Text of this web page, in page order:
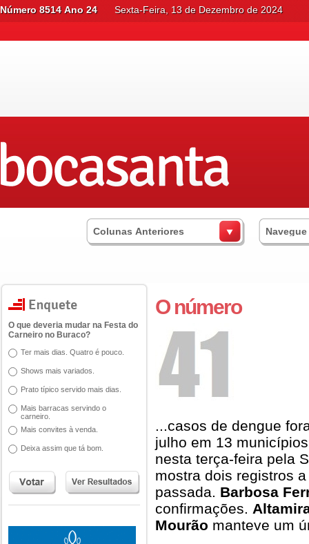
Número 8514 Ano 24 Sexta-Feira, 13 de Dezembro de 2024
Colunas Anteriores
O que deveria mudar na Festa do
Carneiro no Buraco?
Ter mais dias. Quatro é pouco.
Shows mais variados.
Prato típico servido mais dias.
Mais barracas servindo o
carneiro.
Mais convites à venda.
Deixa assim que tá bom.
O número
...casos de dengue
julho em 13
nesta terça-feira pela
mostra dois registros
passada. Barbosa
confirmações.
Mourão manteve um